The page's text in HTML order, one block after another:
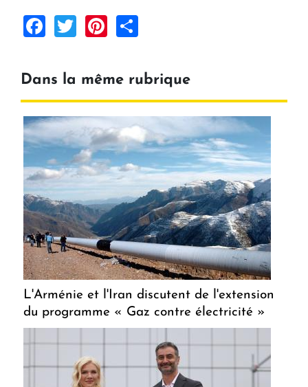
Facebook
TwitterPinterest
Dans la même rubrique
L'Arménie et l'Iran discutent de l'extension
du programme « Gaz contre électricité »